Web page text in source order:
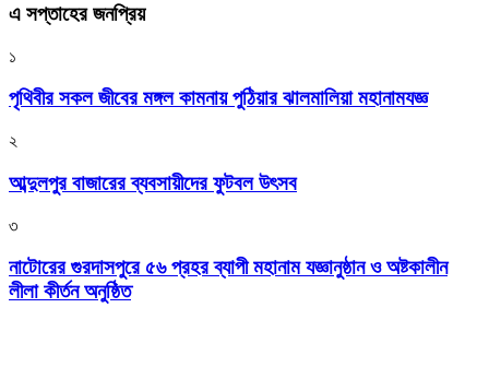
এ সপ্তাহের জনপ্রিয়
১
পৃথিবীর সকল জীবের মঙ্গল কামনায় পুঠিয়ার ঝালমালিয়া মহানামযজ্ঞ
২
আব্দুলপুর বাজারের ব্যবসায়ীদের ফুটবল উৎসব
৩
নাটোরের গুরদাসপুরে ৫৬ প্রহর ব্যাপী মহানাম যজ্ঞানুষ্ঠান ও অষ্টকালীন
লীলা কীর্তন অনুষ্ঠিত